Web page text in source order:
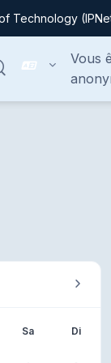
Technology
latéral
Vous
Samedi
Sa Di